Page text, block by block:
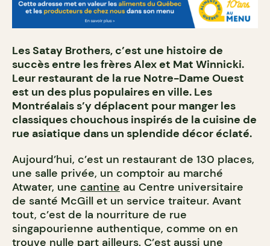
Les Satay Brothers, c’est une histoire de
succès entre les frères Alex et Mat Winnicki.
Leur restaurant de la rue Notre-Dame Ouest
est un des plus populaires en ville. Les
Montréalais s’y déplacent pour manger les
classiques chouchous inspirés de la cuisine de
rue asiatique dans un splendide décor éclaté.
Aujourd’hui, c’est un restaurant de 130 places,
une salle privée, un comptoir au marché
Atwater, une cantine au Centre universitaire
de santé McGill et un service traiteur. Avant
tout, c’est de la nourriture de rue
singapourienne authentique, comme on en
trouve nulle part ailleurs. C’est aussi une